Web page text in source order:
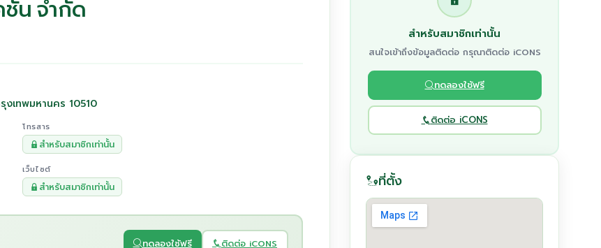
น จำกัด
งเทพมหานคร 10510
โทรสาร
สำหรับสมาชิกเท่านั้น
เว็บไซต์
สำหรับสมาชิกเท่านั้น
ทดลองใช้ฟรี ติดต่อ iCONS
สำหรับสมาชิกเท่านั้น
สนใจเข้าถึงข้อมูลติดต่อ กรุณาติดต่อ iCONS
ทดลองใช้ฟรี
ติดต่อ iCONS
ที่ตั้ง